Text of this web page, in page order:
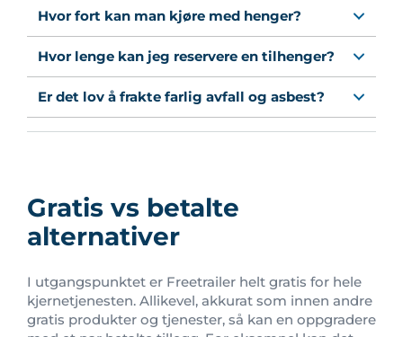
Hvor fort kan man kjøre med henger?
Hvor lenge kan jeg reservere en tilhenger?
Er det lov å frakte farlig avfall og asbest?
Gratis vs betalte
alternativer
I utgangspunktet er Freetrailer helt gratis for hele
kjernetjenesten. Allikevel, akkurat som innen andre
gratis produkter og tjenester, så kan en oppgradere